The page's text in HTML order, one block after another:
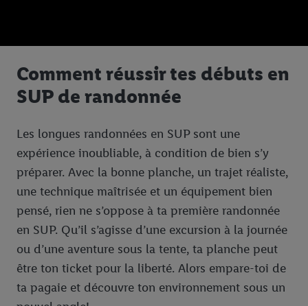
Comment réussir tes débuts en
SUP de randonnée
Les longues randonnées en SUP sont une
expérience inoubliable, à condition de bien s’y
préparer. Avec la bonne planche, un trajet réaliste,
une technique maîtrisée et un équipement bien
pensé, rien ne s’oppose à ta première randonnée
en SUP. Qu’il s’agisse d’une excursion à la journée
ou d’une aventure sous la tente, ta planche peut
être ton ticket pour la liberté. Alors empare-toi de
ta pagaie et découvre ton environnement sous un